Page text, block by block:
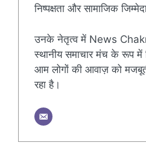
निष्पक्षता और सामाजिक
उनके नेतृत्व में News
स्थानीय समाचार मंच के रूप में
आम लोगों की आवाज़ को
रहा है।